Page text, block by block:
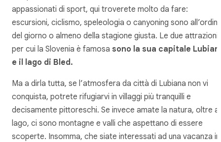
appassionati di sport, qui troverete molto da fare:
escursioni, ciclismo, speleologia o canyoning sono
del giorno o almeno della stagione giusta. Le due attrazioni
per cui la Slovenia è famosa sono la sua capitale
e il lago di Bled.
Ma a dirla tutta, se l’atmosfera da città di Lubiana non vi
conquista, potrete rifugiarvi in villaggi più tranquilli e
decisamente pittoreschi. Se invece amate la natura, oltre al
lago, ci sono montagne e valli che aspettano di essere
scoperte. Insomma, che siate interessati ad una vacanza in